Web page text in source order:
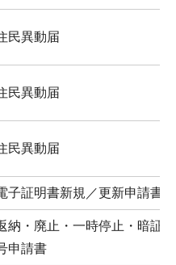
民異動届
民異動届
民異動届
子証明書新規／更新申請書
納・廃止・一時停止・暗証番
申請書